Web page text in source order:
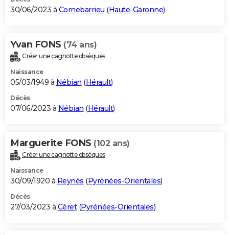
30/06/2023 à Cornebarrieu (Haute-Garonne)
Yvan FONS (74 ans)
Créer une cagnotte obsèques
Naissance
05/03/1949 à Nébian (Hérault)
Décès
07/06/2023 à Nébian (Hérault)
Marguerite FONS (102 ans)
Créer une cagnotte obsèques
Naissance
30/09/1920 à Reynès (Pyrénées-Orientales)
Décès
27/03/2023 à Céret(Pyrénées-Orientales)